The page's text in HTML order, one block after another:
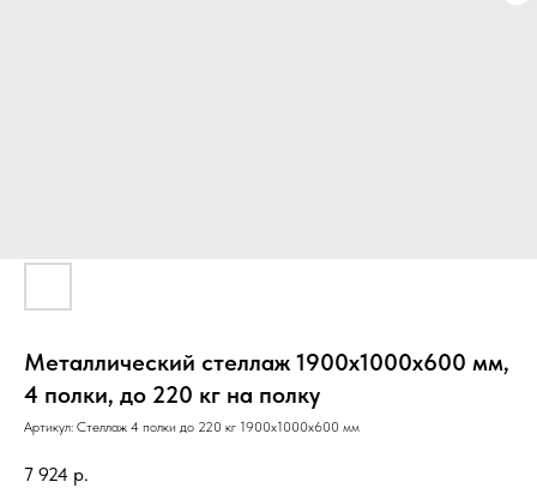
Металлический стеллаж 1900х1000х600 мм,
4 полки, до 220 кг на полку
Артикул: Стеллаж 4 полки до 220 кг 1900х1000х600 мм
7 924 р.